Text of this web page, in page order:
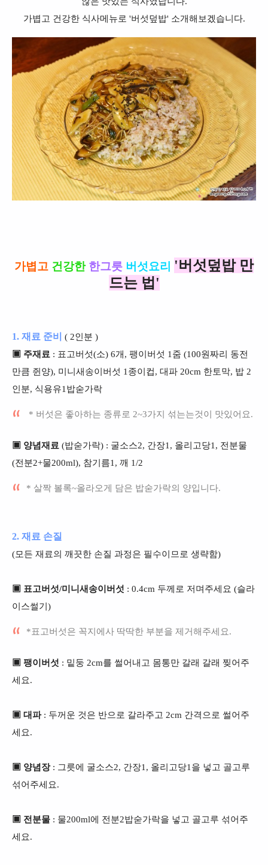
가볍고 건강한 식사메뉴로 '버섯덮밥' 소개해보겠습니다.
가볍고 건강한 한그릇 버섯요리 '버섯덮밥 만
드는 법'
1. 재료 준비
( 2인분 )
▣ 주재료 : 표고버섯(소) 6개, 팽이버섯 1줌 (100원짜리 동전
만큼 쥔양), 미니새송이버섯 1종이컵, 대파 20cm 한토막, 밥 2
인분, 식용유1밥숟가락
* 버섯은 좋아하는 종류로 2~3가지 섞는는것이 맛있어요.
▣ 양념재료 (밥숟가락) : 굴소스2, 간장1, 올리고당1, 전분물
(전분2+물200ml), 참기름1, 깨 1/2
* 살짝 볼록~올라오게 담은 밥숟가락의 양입니다.
2. 재료 손질
(모든 재료의 깨끗한 손질 과정은 필수이므로 생략함)
▣ 표고버섯/미니새송이버섯 : 0.4cm 두께로 저며주세요 (슬라
이스썰기)
*표고버섯은 꼭지에사 딱딱한 부분을 제거해주세요.
▣ 팽이버섯 : 밑둥 2cm를 썰어내고 몸통만 갈래 갈래 찢어주
세요.
▣ 대파: 두꺼운 것은 반으로 갈라주고 2cm 간격으로 썰어주
세요.
▣ 양념장: 그릇에 굴소스2, 간장1, 올리고당1을 넣고 골고루
섞어주세요.
▣ 전분물 : 물200ml에 전분2밥숟가락을 넣고 골고루 섞어주
세요.